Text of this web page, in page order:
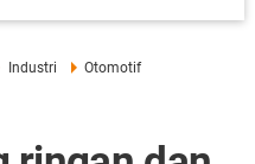
Industri Otomotif